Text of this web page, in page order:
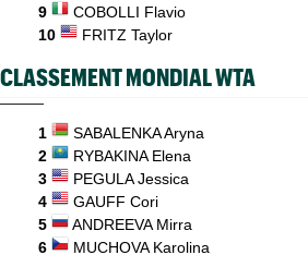
9
COBOLLI Flavio
10
FRITZ Taylor
CLASSEMENT MONDIAL WTA
1 SABALENKA Aryna
2
RYBAKINA Elena
3
PEGULA Jessica
4
GAUFF Cori
5
ANDREEVA Mirra
6
MUCHOVA Karolina